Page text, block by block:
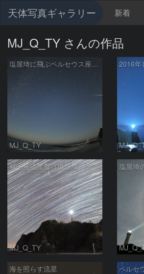
天体写真ギャラリー 新着
MJ_Q_TY さんの作品
塩屋埼に飛ぶペルセウス座流星
MJ_Q_TY
双子座流星群（塩屋埼）
MJ_Q_TY
塩屋埼
海を照らす流星 ペルセ